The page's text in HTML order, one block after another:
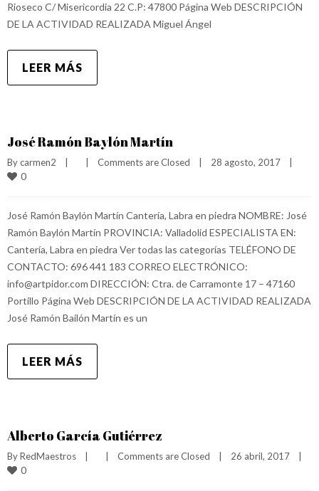
Rioseco C/ Misericordia 22 C.P: 47800 Página Web DESCRIPCIÓN
DE LA ACTIVIDAD REALIZADA Miguel Ángel
LEER MÁS
José Ramón Baylón Martín
By carmen2 Comments are Closed 28 agosto, 2017
0
José Ramón Baylón Martín Cantería, Labra en piedra NOMBRE: José
Ramón Baylón Martín PROVINCIA: Valladolid ESPECIALISTA EN:
Cantería, Labra en piedra Ver todas las categorías TELÉFONO DE
CONTACTO: 696 441 183 CORREO ELECTRÓNICO:
info@artpidor.com DIRECCIÓN: Ctra. de Carramonte 17 – 47160
Portillo Página Web DESCRIPCIÓN DE LA ACTIVIDAD REALIZADA
José Ramón Bailón Martín es un
LEER MÁS
Alberto García Gutiérrez
By RedMaestros Comments are Closed 26 abril, 2017
0